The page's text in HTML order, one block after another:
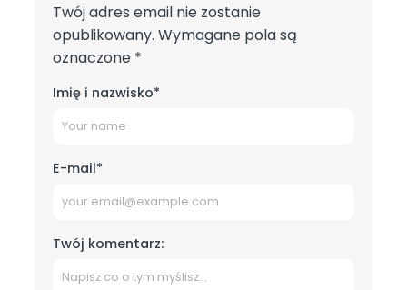
Twój adres email nie zostanie
opublikowany. Wymagane pola są
oznaczone *
Twój komentarz:
Imię i nazwisko*
E-mail*